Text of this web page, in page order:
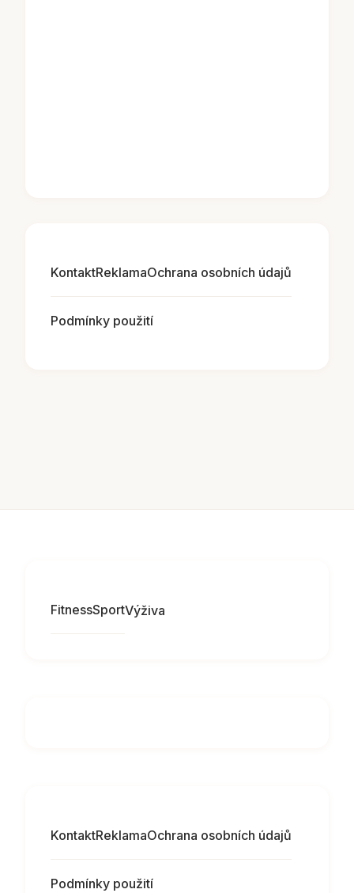
KontaktReklamaOchrana osobních údajů
Podmínky použití
FitnessSportVýživa
KontaktReklamaOchrana osobních údajů
Podmínky použití